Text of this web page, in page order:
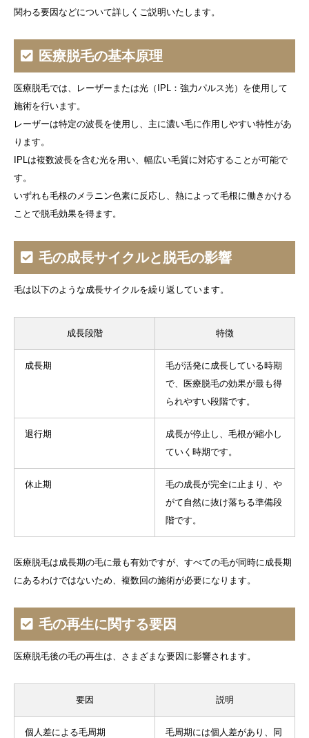
関わる要因などについて詳しくご説明いたします。
医療脱毛の基本原理
医療脱毛では、レーザーまたは光（IPL：強力パルス光）を使用して
施術を行います。
レーザーは特定の波長を使用し、主に濃い毛に作用しやすい特性があ
ります。
IPLは複数波長を含む光を用い、幅広い毛質に対応することが可能で
す。
いずれも毛根のメラニン色素に反応し、熱によって毛根に働きかける
ことで脱毛効果を得ます。
毛の成長サイクルと脱毛の影響
毛は以下のような成長サイクルを繰り返しています。
成長段階 特徴
成長期
毛が活発に成長している時期
で、医療脱毛の効果が最も得
られやすい段階です。
退行期
成長が停止し、毛根が縮小し
ていく時期です。
休止期
毛の成長が完全に止まり、や
がて自然に抜け落ちる準備段
階です。
医療脱毛は成長期の毛に最も有効ですが、すべての毛が同時に成長期
にあるわけではないため、複数回の施術が必要になります。
毛の再生に関する要因
医療脱毛後の毛の再生は、さまざまな要因に影響されます。
要因 説明
個人差による毛周期
毛周期には個人差があり、同